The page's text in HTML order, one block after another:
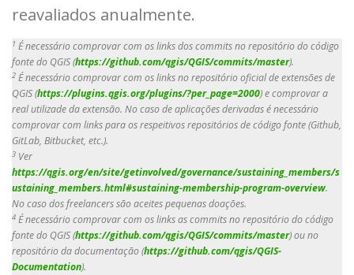
reavaliados anualmente.
1 É necessário comprovar com os links dos commits no repositório do código
fonte do QGIS (https://github.com/qgis/QGIS/commits/master).
2 É necessário comprovar com os links no repositório oficial de extensões de
QGIS (https://plugins.qgis.org/plugins/?per_page=2000) e comprovar a
real utilizade da extensão. No caso de aplicações derivadas é necessário
comprovar com links para os respeitivos repositórios de código fonte (Github,
GitLab, Bitbucket, etc.).
3 Ver
https://qgis.org/en/site/getinvolved/governance/sustaining_members/s
ustaining_members.html#sustaining-membership-program-overview.
No caso dosfreelancerssão aceites pequenas doações.
4 É necessário comprovar com os links as commits no repositório do código
fonte do QGIS (https://github.com/qgis/QGIS/commits/master) ou no
repositório da documentação (https://github.com/qgis/QGIS-
Documentation).